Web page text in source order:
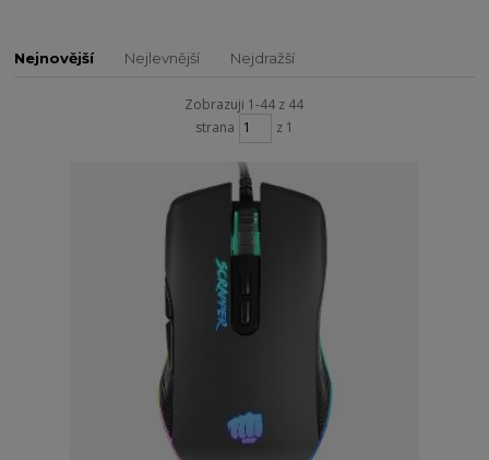
Nejnovější Nejlevnější Nejdražší
Zobrazuji 1-44 z 44
strana
z 1